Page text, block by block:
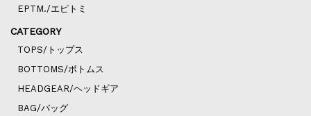
EPTM./エピトミ
CATEGORY
TOPS/トップス
BOTTOMS/ボトムス
HEADGEAR/ヘッドギア
BAG/バッグ